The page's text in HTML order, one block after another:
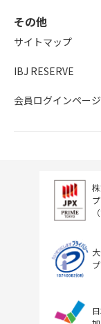
その他
サイトマップ
IBJ RESERVE
会員ログインページ